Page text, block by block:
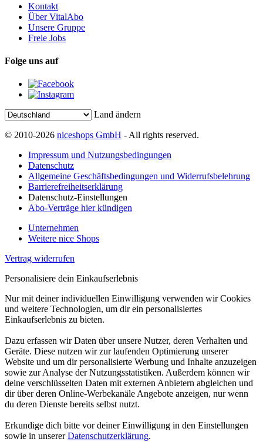
Kontakt
Über VitalAbo
Unsere Gruppe
Freie Jobs
Folge uns auf
Land ändern
© 2010-2026 niceshops GmbH - All rights reserved.
Impressum und Nutzungsbedingungen
Datenschutz
Allgemeine Geschäftsbedingungen und Widerrufsbelehrung
Barrierefreiheitserklärung
Datenschutz-Einstellungen
Abo-Verträge hier kündigen
Unternehmen
Weitere nice Shops
Vertrag widerrufen
Personalisiere dein Einkaufserlebnis
Nur mit deiner individuellen Einwilligung verwenden wir Cookies
und weitere Technologien, um dir ein personalisiertes
Einkaufserlebnis zu bieten.
Dazu erfassen wir Daten über unsere Nutzer, deren Verhalten und
Geräte. Diese nutzen wir zur laufenden Optimierung unserer
Website und um dir personalisierte Werbung und Inhalte anzuzeigen
sowie zur Analyse der Nutzungsstatistiken. Außerdem können wir
deine verschlüsselten Daten mit externen Anbietern abgleichen und
dir über deren Online-Werbekanäle Angebote anzeigen, nur wenn
du deren Dienste bereits selbst nutzt.
Erkundige dich bitte vor deiner Einwilligung in den Einstellungen
sowie in unsererDatenschutzerklärung.